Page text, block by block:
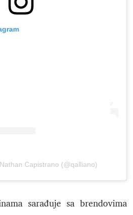
Capistrano (@qalliano)
sarađuje sa brendovima